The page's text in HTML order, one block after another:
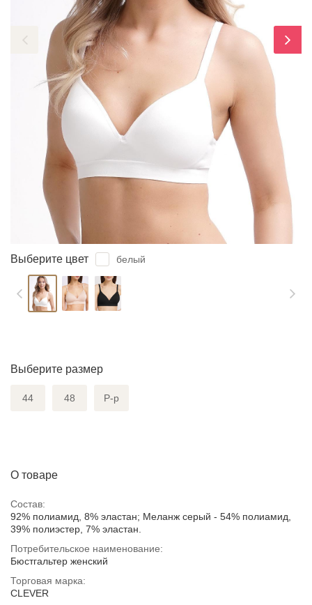
Выберите цвет белый
Выберите размер
44 48 Р-р
О товаре
Состав:
92% полиамид, 8% эластан; Меланж серый - 54% полиамид,
39% полиэстер, 7% эластан.
Потребительское наименование:
Бюстгальтер женский
Торговая марка:
CLEVER